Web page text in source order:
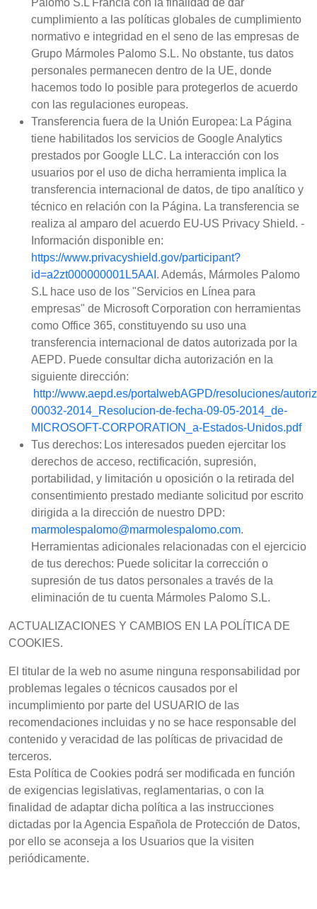
Palomo S.L Francia con la finalidad de dar
cumplimiento a las políticas globales de cumplimiento
normativo e integridad en el seno de las empresas de
Grupo Mármoles Palomo S.L. No obstante, tus datos
personales permanecen dentro de la UE, donde
hacemos todo lo posible para protegerlos de acuerdo
con las regulaciones europeas.
Transferencia fuera de la Unión Europea: La Página
tiene habilitados los servicios de Google Analytics
prestados por Google LLC. La interacción con los
usuarios por el uso de dicha herramienta implica la
transferencia internacional de datos, de tipo analítico y
técnico en relación con la Página. La transferencia se
realiza al amparo del acuerdo EU-US Privacy Shield. -
Información disponible en:
https://www.privacyshield.gov/participant?
id=a2zt000000001L5AAI . Además, Mármoles Palomo
S.L hace uso de los "Servicios en Línea para
empresas" de Microsoft Corporation con herramientas
como Office 365, constituyendo su uso una
transferencia internacional de datos autorizada por la
AEPD. Puede consultar dicha autorización en la
siguiente dirección:
http://www.aepd.es/portalwebAGPD/resoluciones/
00032-2014_Resolucion-de-fecha-09-05-2014_de-
MICROSOFT-CORPORATION_a-Estados-Unidos.pdf
Tus derechos: Los interesados pueden ejercitar los
derechos de acceso, rectificación, supresión,
portabilidad, y limitación u oposición o la retirada del
consentimiento prestado mediante solicitud por escrito
dirigida a la dirección de nuestro DPD:
marmolespalomo@marmolespalomo.com.
Herramientas adicionales relacionadas con el ejercicio
de tus derechos: Puede solicitar la corrección o
supresión de tus datos personales a través de la
eliminación de tu cuenta Mármoles Palomo S.L.
ACTUALIZACIONES Y CAMBIOS EN LA POLÍTICA DE
COOKIES.
El titular de la web no asume ninguna responsabilidad por
problemas legales o técnicos causados por el
incumplimiento por parte del USUARIO de las
recomendaciones incluidas y no se hace responsable del
contenido y veracidad de las políticas de privacidad de
terceros.
Esta Política de Cookies podrá ser modificada en función
de exigencias legislativas, reglamentarias, o con la
finalidad de adaptar dicha política a las instrucciones
dictadas por la Agencia Española de Protección de Datos,
por ello se aconseja a los Usuarios que la visiten
periódicamente.